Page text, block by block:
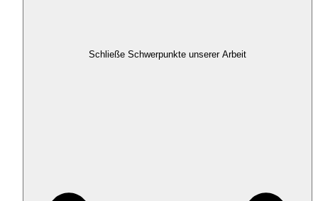
Schließe Schwerpunkte unserer Arbeit